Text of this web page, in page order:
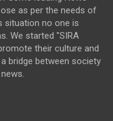
as per the needs of
situation no one is
We started "SIRA
their culture and
bridge between society